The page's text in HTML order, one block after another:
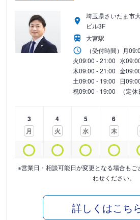
埼玉県さいたま市
ビル3F
大宮駅
（受付時間） 月
火09:00 - 21:00 水
木09:00 - 21:00 金
土09:00 - 19:00 日
祝09:00 - 19:00 （定
3
月
4
火
5
水
6
木
※営業日・相談可能日が変更となる場合も
わせください。
詳しくはこち